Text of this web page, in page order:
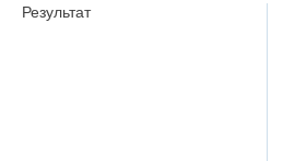
Результат